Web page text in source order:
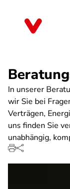
In unserer
wir Sie bei
Verträgen,
uns finden Sie
unabhängig,